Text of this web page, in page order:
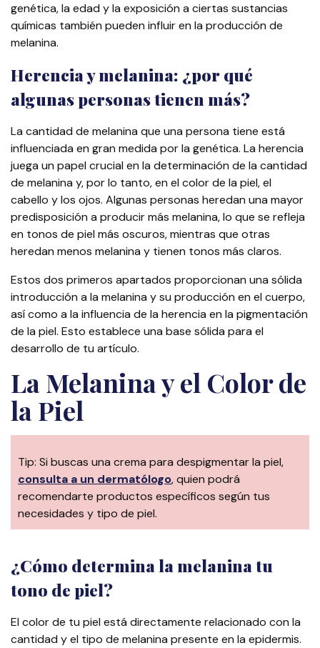
genética, la edad y la exposición a ciertas sustancias
químicas también pueden influir en la producción de
melanina.
Herencia y melanina: ¿por qué
algunas personas tienen más?
La cantidad de melanina que una persona tiene está
influenciada en gran medida por la genética. La herencia
juega un papel crucial en la determinación de la cantidad
de melanina y, por lo tanto, en el color de la piel, el
cabello y los ojos. Algunas personas heredan una mayor
predisposición a producir más melanina, lo que se refleja
en tonos de piel más oscuros, mientras que otras
heredan menos melanina y tienen tonos más claros.
Estos dos primeros apartados proporcionan una sólida
introducción a la melanina y su producción en el cuerpo,
así como a la influencia de la herencia en la pigmentación
de la piel. Esto establece una base sólida para el
desarrollo de tu artículo.
La Melanina y el Color de
la Piel
Tip: Si buscas una crema para despigmentar la piel,
consulta a un dermatólogo, quien podrá
recomendarte productos específicos según tus
necesidades y tipo de piel.
¿Cómo determina la melanina tu
tono de piel?
El color de tu piel está directamente relacionado con la
cantidad y el tipo de melanina presente en la epidermis.